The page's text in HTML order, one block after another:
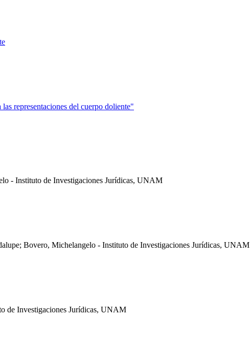
representaciones del cuerpo doliente"
- Instituto de Investigaciones Jurídicas, UNAM
Bovero, Michelangelo - Instituto de Investigaciones Jurídicas, UNAM
de Investigaciones Jurídicas, UNAM